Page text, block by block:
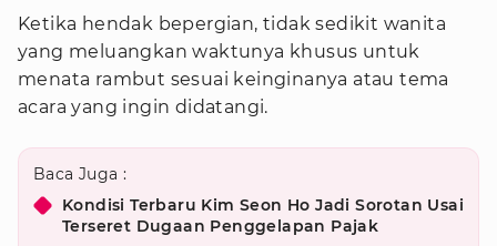
Ketika hendak bepergian, tidak sedikit wanita
yang meluangkan waktunya khusus untuk
menata rambut sesuai keinginanya atau tema
acara yang ingin didatangi.
Baca Juga :
Kondisi Terbaru Kim Seon Ho Jadi Sorotan Usai
Terseret Dugaan Penggelapan Pajak